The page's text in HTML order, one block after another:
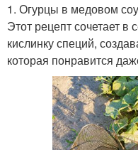
1. Огурцы в медовом
Этот рецепт сочетает в
кислинку специй,
которая понравится